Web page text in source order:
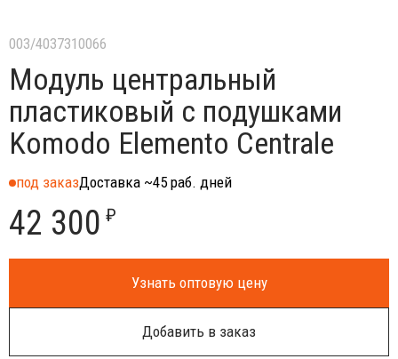
003/4037310066
Модуль центральный
пластиковый с подушками
Komodo Elemento Centrale
под заказДоставка ~45 раб. дней
42 300 ₽
Узнать оптовую цену
Добавить в заказ